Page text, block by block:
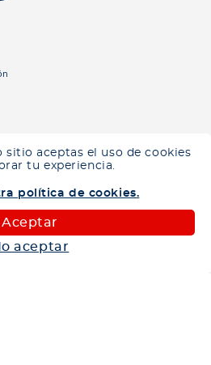
sitio aceptas el uso de cookies
tu experiencia.
política de cookies.
Aceptar
aceptar
los productos disponibles en tu zona